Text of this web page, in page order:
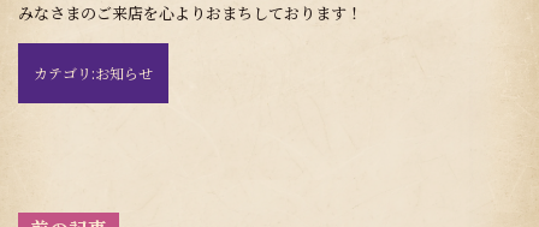
みなさまのご来店を心よりおまちしております！
カテゴリ:お知らせ
投